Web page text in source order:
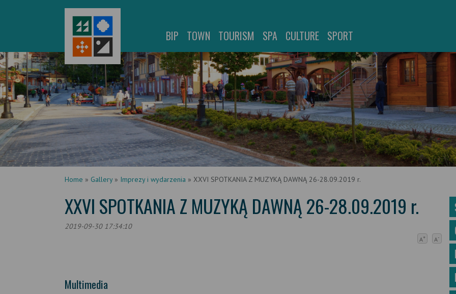
BIP TOWN TOURISM SPA CULTURE SPORT
Home » Gallery» Imprezy i wydarzenia » XXVI SPOTKANIA Z MUZYKĄ DAWNĄ 26-28.09.2019 r.
XXVI SPOTKANIA Z MUZYKĄ DAWNĄ 26-28.09.2019 r.
2019-09-30 17:34:10
A+ A-
Multimedia